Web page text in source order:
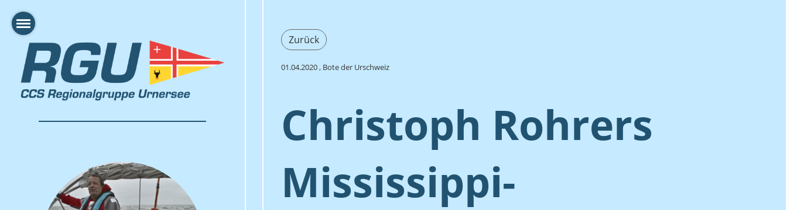
Zurück
01.04.2020, Bote der Urschweiz
Christoph Rohrers
Mississippi-